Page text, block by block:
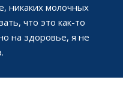
никаких молочных
что это как-то
на здоровье, я не